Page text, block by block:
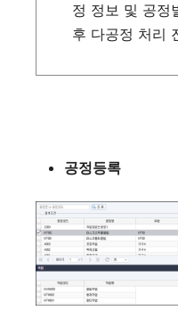
정 정보 및 공정
후 다공정 처리
공정등록